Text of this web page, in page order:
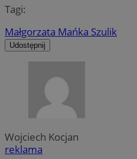
Tagi:
Małgorzata Mańka Szulik
Udostępnij
Wojciech Kocjan
reklama